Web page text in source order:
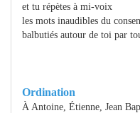
et tu répètes à mi-voix
les mots inaudibles du
balbutiés autour de toi par
Ordination
À Antoine, Étienne, Jean